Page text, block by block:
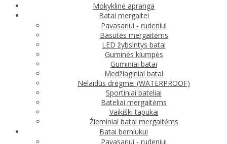
Mokyklinė apranga
Batai mergaitei
Pavasariui - rudeniui
Basutės mergaitėms
LED žybsintys batai
Guminės klumpės
Guminiai batai
Medžiaginiai batai
Nelaidūs drėgmei (WATERPROOF)
Sportiniai bateliai
Bateliai mergaitėms
Vaikiški tapukai
Žieminiai batai mergaitėms
Batai berniukui
Pavasariui - rudeniui